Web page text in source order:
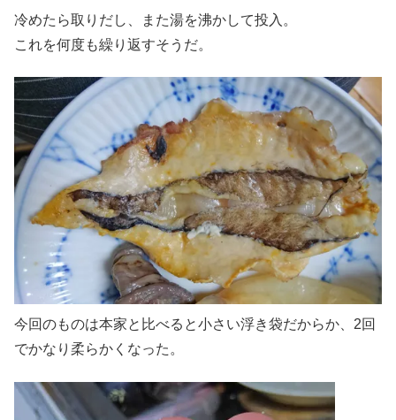
冷めたら取りだし、また湯を沸かして投入。
これを何度も繰り返すそうだ。
今回のものは本家と比べると小さい浮き袋だからか、2回
でかなり柔らかくなった。